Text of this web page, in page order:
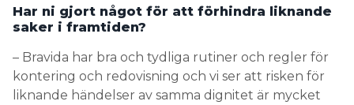
Har ni gjort något för att förhindra liknande
saker i framtiden?
– Bravida har bra och tydliga rutiner och regler för
kontering och redovisning och vi ser att risken för
liknande händelser av samma dignitet är mycket